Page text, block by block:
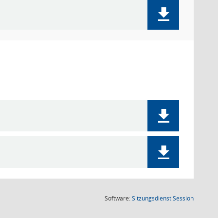
Software:SitzungsdienstSession(Wird in